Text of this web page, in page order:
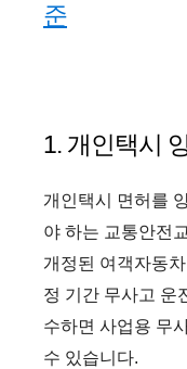
준
1. 개인택시
개인택시 면허를
야 하는 교통안전
개정된 여객자동
정 기간 무사고 운
수하면 사업용 무
수 있습니다.